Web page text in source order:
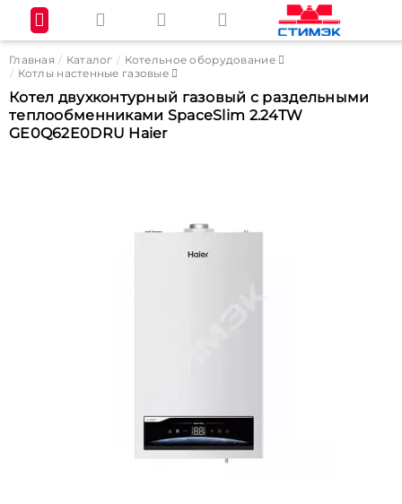
Главная Каталог
Котельное оборудование
Котлы настенные газовые
Котел двухконтурный газовый с раздельными
теплообменниками SpaceSlim 2.24TW
GE0Q62E0DRU Haier